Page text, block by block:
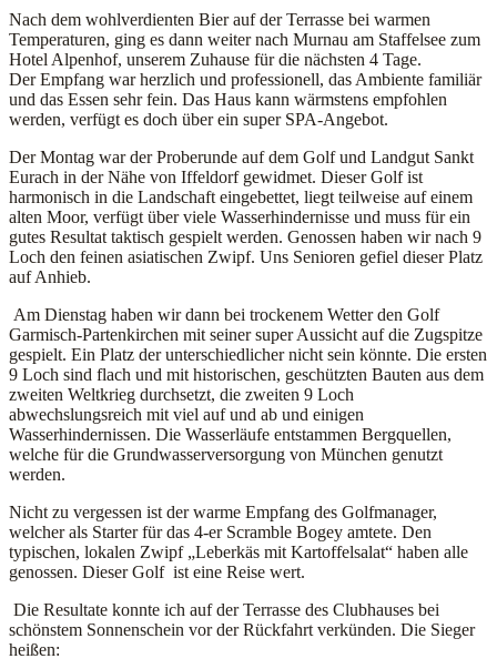
Nach dem wohlverdienten Bier auf der Terrasse bei warmen
Temperaturen, ging es dann weiter nach Murnau am Staffelsee zum
Hotel Alpenhof, unserem Zuhause für die nächsten 4 Tage.
Der Empfang war herzlich und professionell, das Ambiente familiär
und das Essen sehr fein. Das Haus kann wärmstens empfohlen
werden, verfügt es doch über ein super SPA-Angebot.
Der Montag war der Proberunde auf dem Golf und Landgut Sankt
Eurach in der Nähe von Iffeldorf gewidmet. Dieser Golf ist
harmonisch in die Landschaft eingebettet, liegt teilweise auf einem
alten Moor, verfügt über viele Wasserhindernisse und muss für ein
gutes Resultat taktisch gespielt werden. Genossen haben wir nach 9
Loch den feinen asiatischen Zwipf. Uns Senioren gefiel dieser Platz
auf Anhieb.
Am Dienstag haben wir dann bei trockenem Wetter den Golf
Garmisch-Partenkirchen mit seiner super Aussicht auf die Zugspitze
gespielt. Ein Platz der unterschiedlicher nicht sein könnte. Die ersten
9 Loch sind flach und mit historischen, geschützten Bauten aus dem
zweiten Weltkrieg durchsetzt, die zweiten 9 Loch
abwechslungsreich mit viel auf und ab und einigen
Wasserhindernissen. Die Wasserläufe entstammen Bergquellen,
welche für die Grundwasserversorgung von München genutzt
werden.
Nicht zu vergessen ist der warme Empfang des Golfmanager,
welcher als Starter für das 4-er Scramble Bogey amtete. Den
typischen, lokalen Zwipf „Leberkäs mit Kartoffelsalat“ haben alle
genossen. Dieser Golf ist eine Reise wert.
Die Resultate konnte ich auf der Terrasse des Clubhauses bei
schönstem Sonnenschein vor der Rückfahrt verkünden. Die Sieger
heißen: